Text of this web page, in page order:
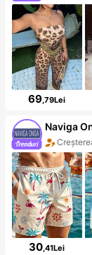
69,79Lei
Naviga
30,41Lei